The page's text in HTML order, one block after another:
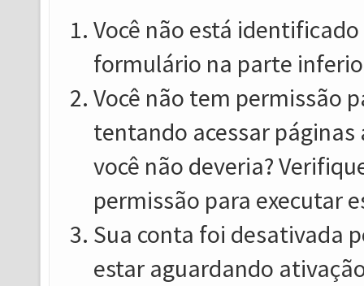
Você não está
formulário na parte
Você não tem permissão
tentando acessar
você não deveria?
permissão para executar
Sua conta foi desativada
estar aguardando